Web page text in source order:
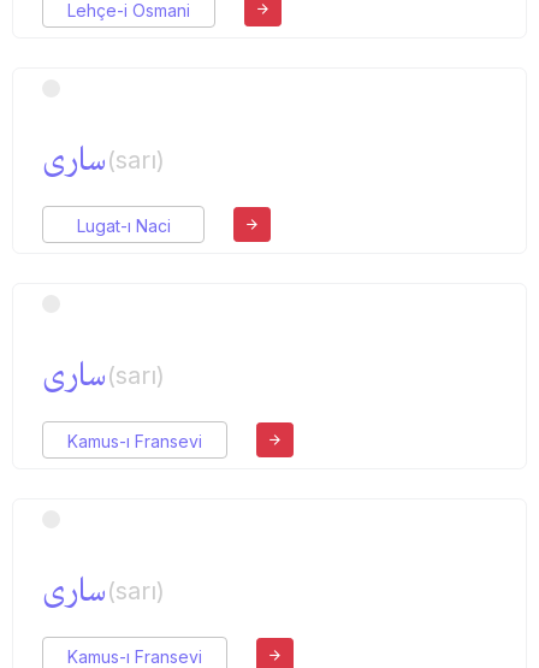
Lehçe-i Osmani
ساری(sarı)
Lugat-ı Naci
ساری(sarı)
Kamus-ı Fransevi
ساری(sarı)
Kamus-ı Fransevi